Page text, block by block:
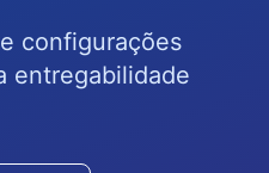
configurações
entregabilidade